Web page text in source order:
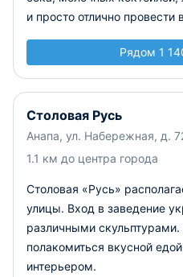
и просто отлично провести
Рядом 1
Столовая Русь
Анапа, ул. Набережная, д.
1.1 км до центра города
Столовая «Русь»
улицы. Вход в заведение
различными
полакомиться вкусной
интерьером.